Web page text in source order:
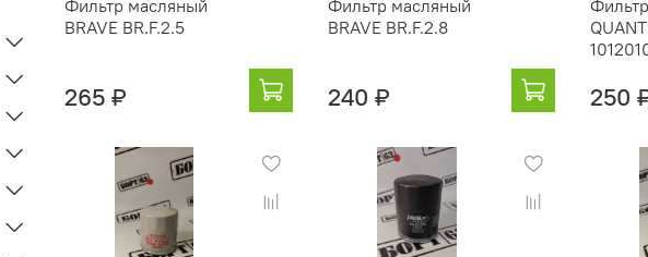
Фильтр масляный
BRAVE BR.F.2.5
265 ₽
Фильтр масляный
BRAVE BR.F.2.8
240 ₽ 250